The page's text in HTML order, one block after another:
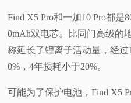
Find X5 Pro和一加10 Pro都是
0mAh双电芯。比同门高级的
称延长了锂离子活动量，经
0%，4年损耗小于20%。
可能为了保护电池，Find X5